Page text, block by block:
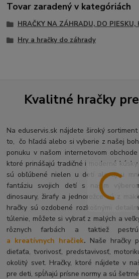
Tovar zaradený v kategóriách
HRAČKY NA ZÁHRADU, DO PIESKU,
Hry a hračky do záhrady
Kvalitné hračky
Na eduservis.sk nájdete široký
to, čo hľadá alebo si vyberie z našej
ponuku v našom internetovom
ktoré prinášajú tradičné i moderné
sú obľúbené nielen u detí ale aj u
fantáziu svojich detí s naším
dinosaury, žirafy a jednorožce sú z
hračky sú ozdobené rozkošnými
túlenie, môžete si vybrať z malých a
rôznych farbách a taktiež
a kreatívnych hračiek. Naše hračky
dieťaťa, tvorivosť, predstavivosť,
okolitý svet. Hračky, ktoré nájdete v
pre deti, spĺňajú prísne normy a sú